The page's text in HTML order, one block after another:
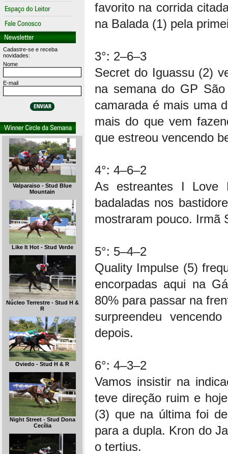
Cadastre-se e receba
novidades:
Nome
E-mail
Valparaiso - Stud Blue
Mountain
Like It Hot - Stud Verde
Núcleo Terrestre - Stud H &
R
Oviedo - Stud H & R
Night Street - Stud Dona
Cecília
favorito na corrida
na Balada (1) pela
3°: 2–6–3
Secret do Iguassu (2)
na semana do GP
camarada é mais uma
mais do que vem
que estreou vencendo
4°: 4–6–2
As estreantes I Love
badaladas nos
mostraram pouco. Irmã
5°: 5–4–2
Quality Impulse (5)
encorpadas aqui na
80% para passar na
surpreendeu
depois.
6°: 4–3–2
Vamos insistir na
teve direção ruim e
(3) que na última foi
para a dupla. Kron do
o tertius.